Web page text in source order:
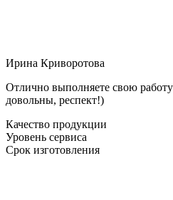
Ирина Криворотова
Отлично выполняете свою
довольны, респект!)
Качество продукции
Уровень сервиса
Срок изготовления